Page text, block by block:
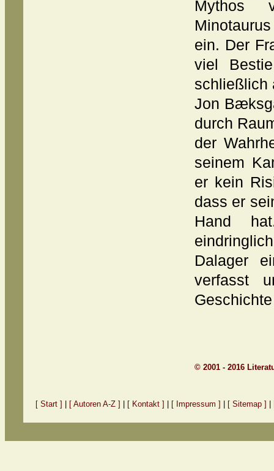
Mythos
ein. Der
viel
schließlich
Jon
durch
der
seinem
er kein
dass er
Hand
Dalager
verfasst
© 2001 - 2016
[ Start ] [ Autoren A-Z ] [ Kontakt ] [ Impressum ] [ Sitemap ]